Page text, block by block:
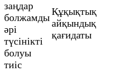
заңдар
болжамды
әрі
түсінікті
болуы
тиіс
Құқықтық
айқындық
қағидаты